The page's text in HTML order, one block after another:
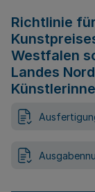
Richtlinie
Westfalen
Landes